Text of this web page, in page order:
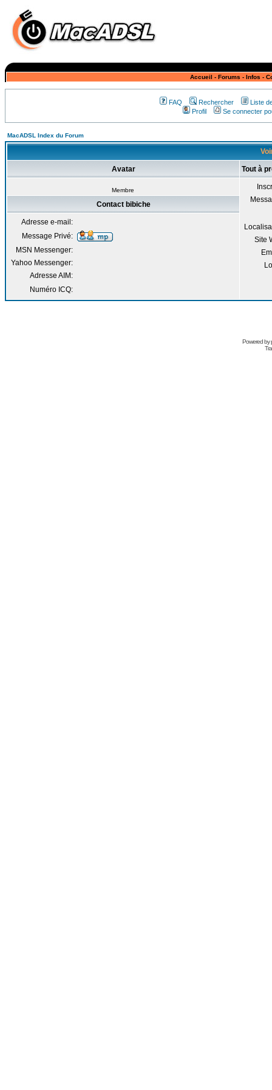
Accueil - Forums - Infos -
FAQ Rechercher
Liste
Profil
Se connecter
MacADSL Index du Forum
Avatar Tout à
Membre
Site
Contact bibiche
Adresse e-mail:
Message Privé:
MSN Messenger:
Yahoo Messenger:
Adresse AIM:
Numéro ICQ:
Powered by